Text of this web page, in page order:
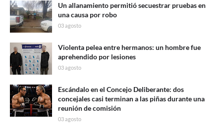
Un allanamiento permitió secuestrar pruebas en
una causa por robo
03 agosto
Violenta pelea entre hermanos: un hombre fue
aprehendido por lesiones
03 agosto
Escándalo en el Concejo Deliberante: dos
concejales casi terminan a las piñas durante una
reunión de comisión
03 agosto